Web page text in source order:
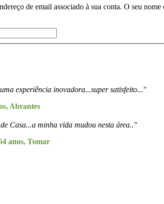
de email associado à sua conta. O seu
experiência inovadora...super satisfeito..."
Abrantes
Casa...a minha vida mudou nesta área.."
anos, Tomar